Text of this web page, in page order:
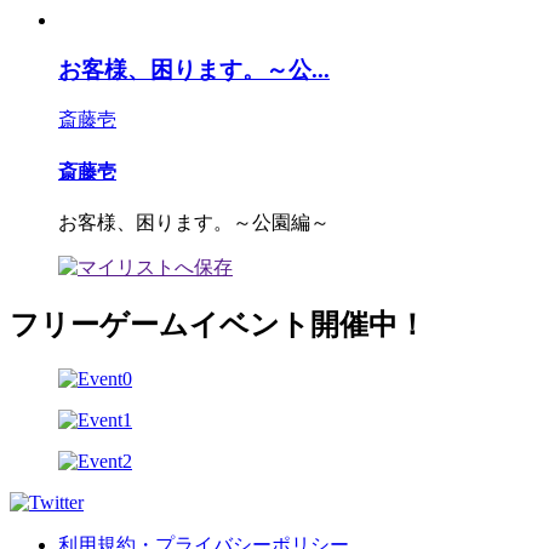
お客様、困ります。～公...
斎藤壱
斎藤壱
お客様、困ります。～公園編～
フリーゲームイベント開催中！
利用規約・プライバシーポリシー